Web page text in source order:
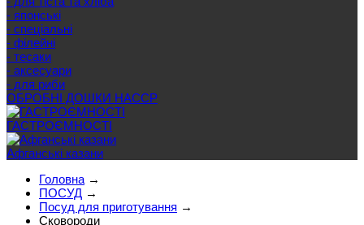
- японські
- спеціальні
- філейні
- тесаки
- аксесуари
- для риби
ОБРОБНІ ДОШКИ HACCP
ГАСТРОЄМНОСТІ
Афганські казани
Головна →
ПОСУД →
Посуд для приготування →
Сковороди